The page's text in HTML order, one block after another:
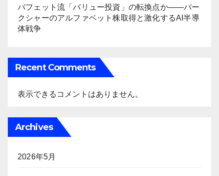
バフェット流「バリュー投資」の転換点か――バー
クシャーのアルファベット株取得と激化するAI半導
体戦争
Recent Comments
表示できるコメントはありません。
Archives
2026年5月